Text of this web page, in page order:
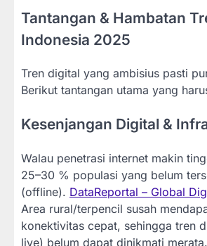
Tantangan & Hambatan
Indonesia 2025
Tren digital yang ambisius pasti
Berikut tantangan utama yang
Kesenjangan Digital &
Walau penetrasi internet makin
25–30 % populasi yang belum
(offline). DataReportal – Global
Area rural/terpencil susah
konektivitas cepat, sehingga tren
live) belum dapat dinikmati merata.